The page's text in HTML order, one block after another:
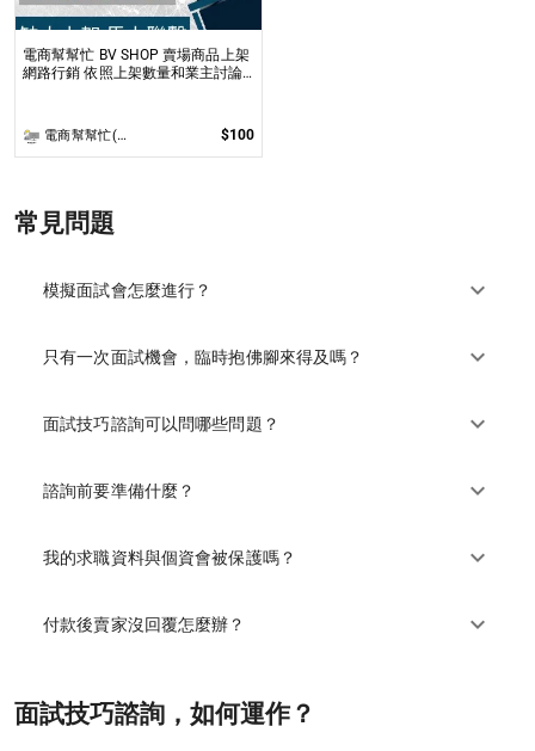
電商幫幫忙 BV SHOP 賣場商品上架
網路行銷 依照上架數量和業主討論
電商幫幫忙(電商平台代營運/電商上架/運營策略/網路行銷) $100
常見問題
模擬面試會怎麼進行？
只有一次面試機會，臨時抱佛腳來得及嗎？
面試技巧諮詢可以問哪些問題？
諮詢前要準備什麼？
我的求職資料與個資會被保護嗎？
付款後賣家沒回覆怎麼辦？
面試技巧諮詢，如何運作？